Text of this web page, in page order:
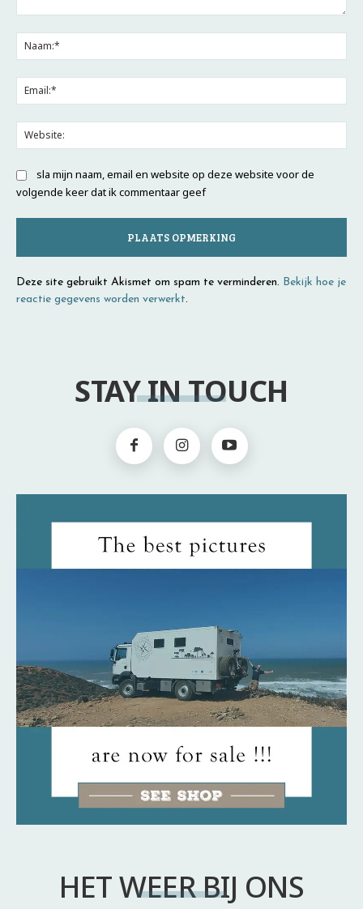
sla mijn naam, email en website op deze website voor de
volgende keer dat ik commentaar geef
Deze site gebruikt Akismet om spam te verminderen. Bekijk hoe je
reactie gegevens worden verwerkt.
STAY IN TOUCH
HET WEER BIJ ONS